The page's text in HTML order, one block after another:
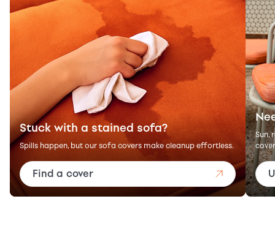
Stuck with a stained sofa?
Spills happen, but our sofa covers make cleanup effortless.
Find a cover
Sun,